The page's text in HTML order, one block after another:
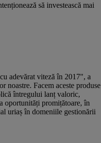
să investească mai
adevărat viteză în 2017", a
Facem aceste produse
întregului lanț valoric,
oportunități promițătoare, în
uriaș în domeniile gestionării